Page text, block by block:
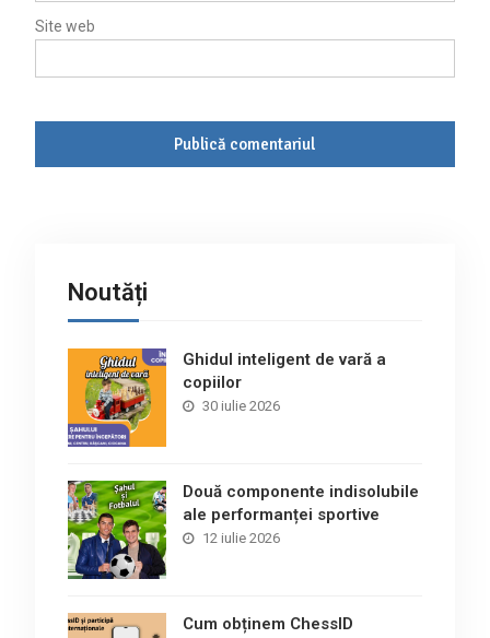
Site web
Noutăți
Ghidul inteligent de vară a
copiilor
30 iulie 2026
Două componente indisolubile
ale performanței sportive
12 iulie 2026
Cum obținem ChessID